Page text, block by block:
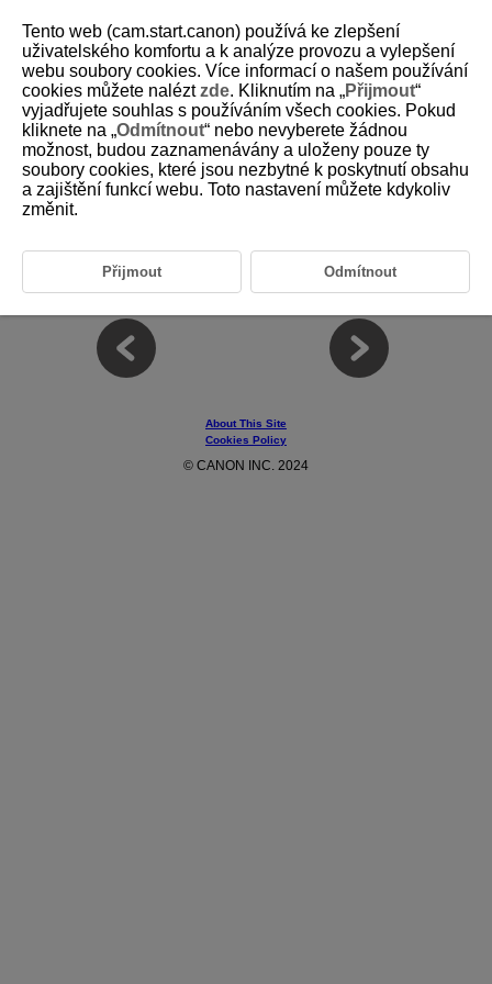
7 Register/Recall AF-related Settings Save
to/Load From Card
This chapter covers the [Register/Recall AF-related Settings] function,
which can batch register and recall various AF-related settings currently
set on the camera as well as save setting files to and read setting files
from a card.
7-1 Function Overview
7-2 Usage Examples
About This Site
Cookies Policy
© CANON INC. 2024
Tento web (cam.start.canon) používá ke zlepšení
uživatelského komfortu a k analýze provozu a vylepšení
webu soubory cookies. Více informací o našem používání
cookies můžete naléztzde. Kliknutím na „Přijmout“
vyjadřujete souhlas s používáním všech cookies. Pokud
kliknete na „Odmítnout“ nebo nevyberete žádnou
možnost, budou zaznamenávány a uloženy pouze ty
soubory cookies, které jsou nezbytné k poskytnutí obsahu
a zajištění funkcí webu. Toto nastavení můžete kdykoliv
změnit.
Přijmout Odmítnout